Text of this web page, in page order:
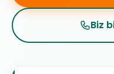
Biz